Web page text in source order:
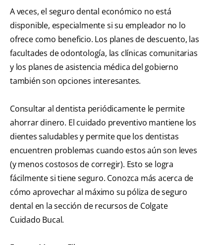
A veces, el seguro dental económico no está
disponible, especialmente si su empleador no lo
ofrece como beneficio. Los planes de descuento, las
facultades de odontología, las clínicas comunitarias
y los planes de asistencia médica del gobierno
también son opciones interesantes.
Consultar al dentista periódicamente le permite
ahorrar dinero. El cuidado preventivo mantiene los
dientes saludables y permite que los dentistas
encuentren problemas cuando estos aún son leves
(y menos costosos de corregir). Esto se logra
fácilmente si tiene seguro. Conozca más acerca de
cómo aprovechar al máximo su póliza de seguro
dental en la sección de recursos de Colgate
Cuidado Bucal.